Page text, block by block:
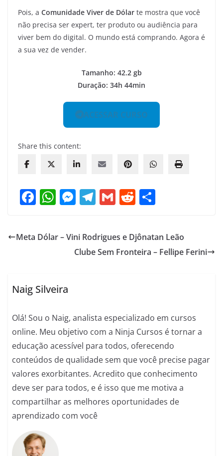
Pois, a Comunidade Viver de Dólar te mostra que você
não precisa ser expert, ter produto ou audiência para
viver bem do digital. O mundo está comprando. Agora é
a sua vez de vender.
Tamanho: 42.2 gb
Duração: 34h 44min
ACESSAR CURSO
Share this content:
F
c
e
o
W
at
s
p
M
ss
e
n
T
e
gr
a
G
l
R
d
di
t
ar
e
Meta Dólar – Vini Rodrigues e Djônatan Leão
Clube Sem Fronteira – Fellipe Ferini
Naig Silveira
Olá! Sou o Naig, analista especializado em cursos
online. Meu objetivo com a Ninja Cursos é tornar a
educação acessível para todos, oferecendo
conteúdos de qualidade sem que você precise pagar
valores exorbitantes. Acredito que conhecimento
deve ser para todos, e é isso que me motiva a
compartilhar as melhores oportunidades de
aprendizado com você